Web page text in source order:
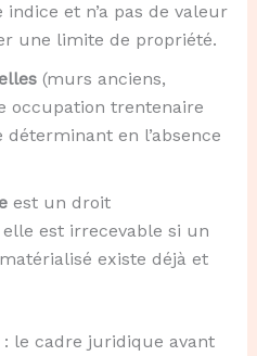
et n’a pas de valeur
une limite de propriété.
(murs anciens,
occupation trentenaire
en l’absence
est un droit
est irrecevable si un
existe déjà et
le cadre juridique avant